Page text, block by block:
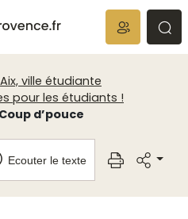
Aix, ville étudiante
pour les étudiants !
Coup d’pouce
Ecouter le texte